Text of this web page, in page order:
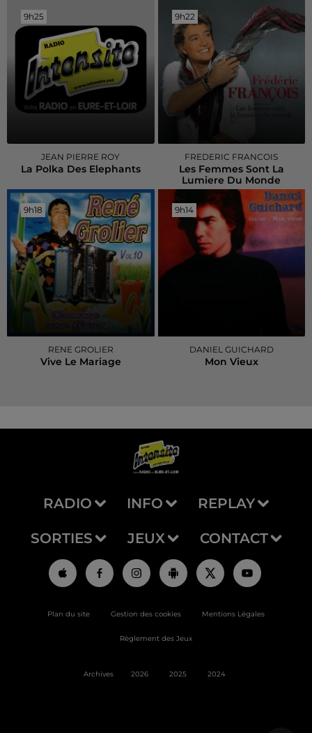
9h25
9h25
JEAN PIERRE ROY
La Polka Des Elephants
9h22
9h22
FREDERIC FRANCOIS
Les Femmes Sont La
Lumiere Du Monde
9h18
9h18
RENE GROLIER
Vive Le Mariage
9h14
9h14
DANIEL GUICHARD
Mon Vieux
RADIO INFO REPLAY
SORTIES JEUX CONTACT
Plan du site Gestion des cookies Mentions Légales
Règlement des Jeux
Archives 2026 2025 2024